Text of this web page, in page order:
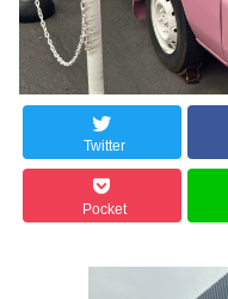
Twitter
Pocket